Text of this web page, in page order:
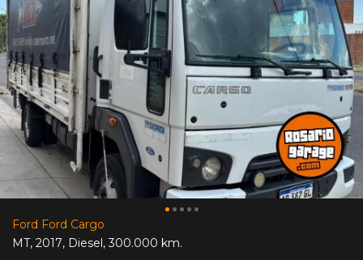
Ford Ford Cargo
MT, 2017, Diesel,300.000 km.